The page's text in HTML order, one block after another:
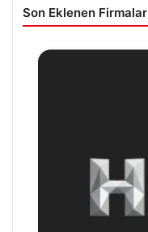
Son Eklenen Firmalar